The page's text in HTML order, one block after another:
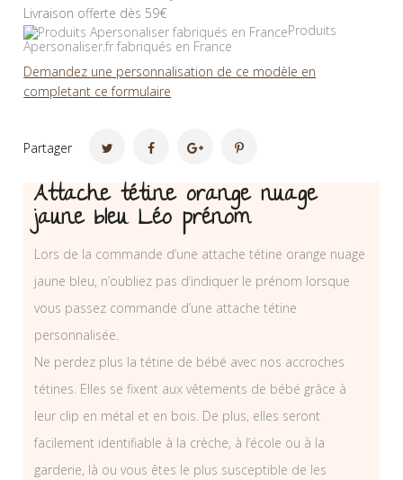
Livraison offerte dès 59€
Produits
Apersonaliser.fr fabriqués en France
Demandez une personnalisation de ce modèle en
completant ce formulaire
Partager
Attache tétine orange nuage
jaune bleu Léo prénom
Lors de la commande d’une attache tétine orange nuage
jaune bleu, n’oubliez pas d’indiquer le prénom lorsque
vous passez commande d’une attache tétine
personnalisée.
Ne perdez plus la tétine de bébé avec nos accroches
tétines. Elles se fixent aux vêtements de bébé grâce à
leur clip en métal et en bois. De plus, elles seront
facilement identifiable à la crèche, à l’école ou à la
garderie, là ou vous êtes le plus susceptible de les